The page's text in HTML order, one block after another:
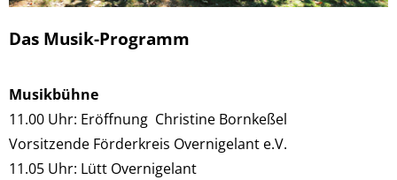
Das Musik-Programm
Musikbühne
11.00 Uhr: Eröffnung Christine Bornkeßel
Vorsitzende Förderkreis Overnigelant e.V.
11.05 Uhr: Lütt Overnigelant